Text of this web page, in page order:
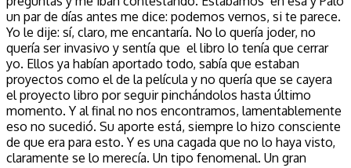
un par de días antes me dice: podemos vernos, si te parece.
Yo le dije: sí, claro, me encantaría. No lo quería joder, no
quería ser invasivo y sentía que el libro lo tenía que cerrar
yo. Ellos ya habían aportado todo, sabía que estaban
proyectos como el de la película y no quería que se cayera
el proyecto libro por seguir pinchándolos hasta último
momento. Y al final no nos encontramos, lamentablemente
eso no sucedió. Su aporte está, siempre lo hizo consciente
de que era para esto. Y es una cagada que no lo haya visto,
claramente se lo merecía. Un tipo fenomenal. Un gran